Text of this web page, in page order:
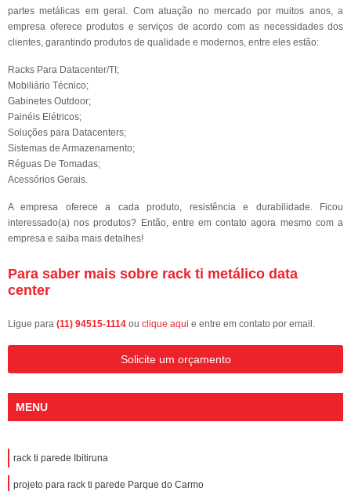
partes metálicas em geral. Com atuação no mercado por muitos anos, a
empresa oferece produtos e serviços de acordo com as necessidades dos
clientes, garantindo produtos de qualidade e modernos, entre eles estão:
Racks Para Datacenter/TI;
Mobiliário Técnico;
Gabinetes Outdoor;
Painéis Elétricos;
Soluções para Datacenters;
Sistemas de Armazenamento;
Réguas De Tomadas;
Acessórios Gerais.
A empresa oferece a cada produto, resistência e durabilidade. Ficou
interessado(a) nos produtos? Então, entre em contato agora mesmo com a
empresa e saiba mais detalhes!
Para saber mais sobre rack ti metálico data
center
Ligue para (11) 94515-1114 ou clique aqui e entre em contato por email.
Solicite um orçamento
MENU
rack ti parede Ibitiruna
projeto para rack ti parede Parque do Carmo